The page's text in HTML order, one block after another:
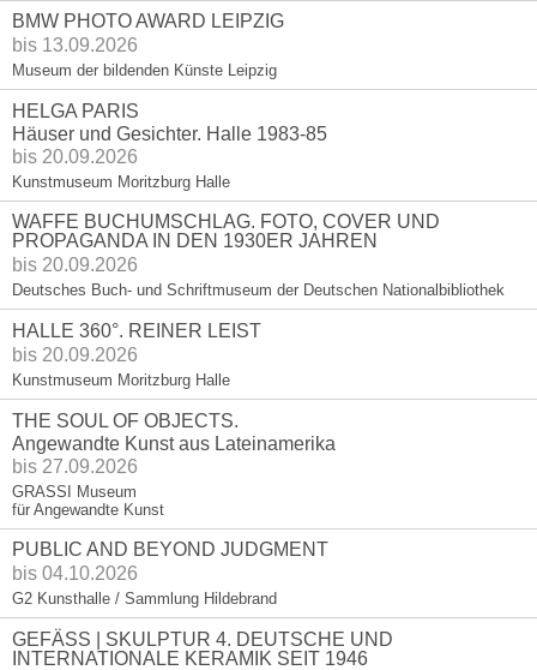
BMW PHOTO AWARD LEIPZIG
bis 13.09.2026
Museum der bildenden Künste Leipzig
HELGA PARIS
Häuser und Gesichter. Halle 1983-85
bis 20.09.2026
Kunstmuseum Moritzburg Halle
WAFFE BUCHUMSCHLAG. FOTO, COVER UND
PROPAGANDA IN DEN 1930ER JAHREN
bis 20.09.2026
Deutsches Buch- und Schriftmuseum der Deutschen Nationalbibliothek
HALLE 360°. REINER LEIST
bis 20.09.2026
Kunstmuseum Moritzburg Halle
THE SOUL OF OBJECTS.
Angewandte Kunst aus Lateinamerika
bis 27.09.2026
GRASSI Museum
für Angewandte Kunst
PUBLIC AND BEYOND JUDGMENT
bis 04.10.2026
G2 Kunsthalle / Sammlung Hildebrand
GEFÄSS | SKULPTUR 4. DEUTSCHE UND
INTERNATIONALE KERAMIK SEIT 1946